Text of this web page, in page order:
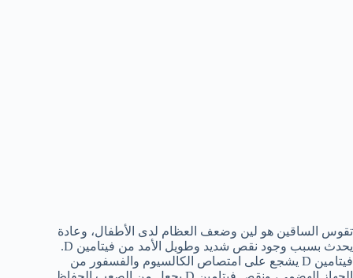
تقوس الساقين هو لين وضعف العظام لدى الأطفال، وعادة
يحدث بسبب وجود نقص شديد وطويل الأمد من فيتامين D.
فيتامين D يشجع على امتصاص الكالسيوم والفسفور من